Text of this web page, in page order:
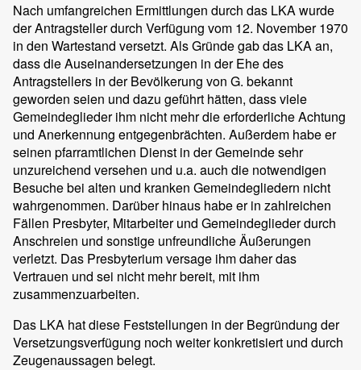
Nach umfangreichen Ermittlungen durch das LKA wurde
der Antragsteller durch Verfügung vom 12. November 1970
in den Wartestand versetzt. Als Gründe gab das LKA an,
dass die Auseinandersetzungen in der Ehe des
Antragstellers in der Bevölkerung von G. bekannt
geworden seien und dazu geführt hätten, dass viele
Gemeindeglieder ihm nicht mehr die erforderliche Achtung
und Anerkennung entgegenbrächten. Außerdem habe er
seinen pfarramtlichen Dienst in der Gemeinde sehr
unzureichend versehen und u.a. auch die notwendigen
Besuche bei alten und kranken Gemeindegliedern nicht
wahrgenommen. Darüber hinaus habe er in zahlreichen
Fällen Presbyter, Mitarbeiter und Gemeindeglieder durch
Anschreien und sonstige unfreundliche Äußerungen
verletzt. Das Presbyterium versage ihm daher das
Vertrauen und sei nicht mehr bereit, mit ihm
zusammenzuarbeiten.
Das LKA hat diese Feststellungen in der Begründung der
Versetzungsverfügung noch weiter konkretisiert und durch
Zeugenaussagen belegt.